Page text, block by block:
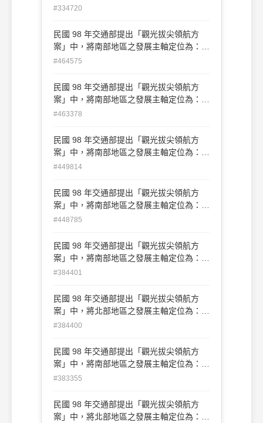
(A)生活及文化的臺灣 (B)產業及時尚的
自然的臺灣
#334720
民國 98 年交通部提出「觀光拔尖領航方
案」中，將南部地區之發展主軸定位為：
(A)生活及文化的臺灣 (B)產業及時尚的臺灣
灣
#464575
民國 98 年交通部提出「觀光拔尖領航方
案」中，將南部地區之發展主軸定位為：
(A)生活及文化的臺灣 (B)產業及時尚的臺灣
灣
#463378
民國 98 年交通部提出「觀光拔尖領航方
案」中，將南部地區之發展主軸定位為：
(A)生活及文化的臺灣 (B)產業及時尚的臺灣
灣
#449814
民國 98 年交通部提出「觀光拔尖領航方
案」中，將南部地區之發展主軸定位為：
(A)生活及文化的臺灣 (B)產業及時尚的臺灣
灣
#448785
民國 98 年交通部提出「觀光拔尖領航方
案」中，將南部地區之發展主軸定位為：
(A)生活及文化的臺灣 (B)產業及時尚的臺灣
灣
#384401
民國 98 年交通部提出「觀光拔尖領航方
案」中，將北部地區之發展主軸定位為：
(A)生活及文化的臺灣 (B)產業及時尚的臺灣
灣
#384400
民國 98 年交通部提出「觀光拔尖領航方
案」中，將南部地區之發展主軸定位為：
(A)生活及文化的臺灣 (B)產業及時尚的臺灣
灣
#383355
民國 98 年交通部提出「觀光拔尖領航方
案」中，將北部地區之發展主軸定位為：